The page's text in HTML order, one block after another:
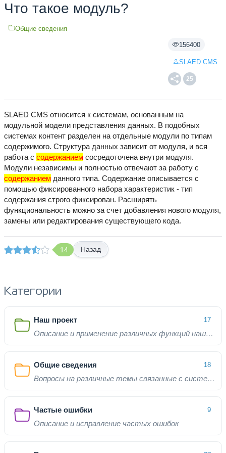
Что такое модуль?
156400
SLAED CMS
25
Общие сведения
SLAED CMS относится к системам, основанным на
модульной модели представления данных. В подобных
системах контент разделен на отдельные модули по типам
содержимого. Структура данных зависит от модуля, и вся
работа с содержанием сосредоточена внутри модуля.
Модули независимы и полностью отвечают за работу с
содержанием данного типа. Содержание описывается с
помощью фиксированного набора характеристик - тип
содержания строго фиксирован. Расширять
функциональность можно за счет добавления нового модуля,
замены или редактирования существующего кода.
14 Назад
Категории
Наш проект 17
Описание и применение различных функций нашего проекта
Общие сведения 18
Вопросы на различные темы связанные с системой
Частые ошибки 9
Описание и исправление частых ошибок